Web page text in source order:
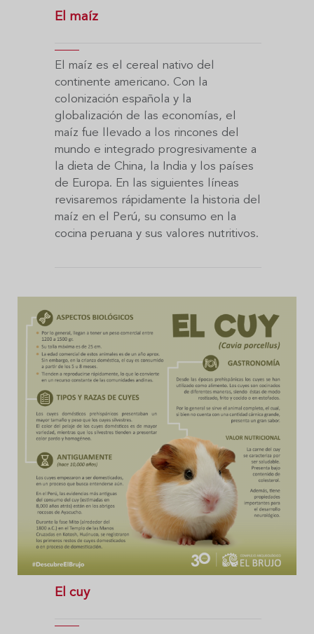
El maíz
El maíz es el cereal nativo del
continente americano. Con la
colonización española y la
globalización de las economías, el
maíz fue llevado a los rincones del
mundo e integrado progresivamente a
la dieta de China, la India y los países
de Europa. En las siguientes líneas
revisaremos rápidamente la historia del
maíz en el Perú, su consumo en la
cocina peruana y sus valores nutritivos.
El cuy